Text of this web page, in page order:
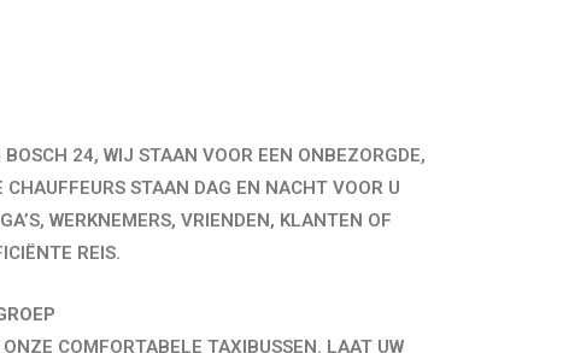
24, WIJ STAAN VOOR EEN ONBEZORGDE,
STAAN DAG EN NACHT VOOR U
WERKNEMERS, VRIENDEN, KLANTEN OF
REIS.
COMFORTABELE TAXIBUSSEN. LAAT UW